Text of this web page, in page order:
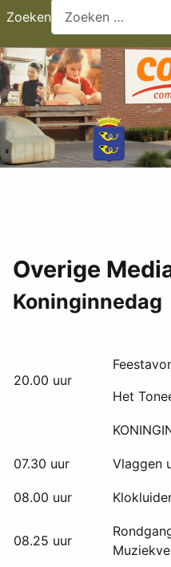
Zoeken
Overige
Koninginnedag
20.00 uur
Het
07.30 uur Vlaggen
08.00 uur
08.25 uur